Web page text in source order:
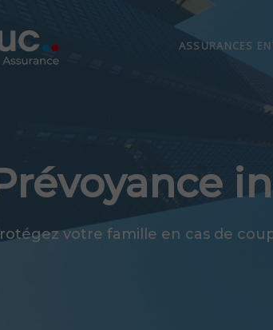
ASSURANCES
votre famille en cas de